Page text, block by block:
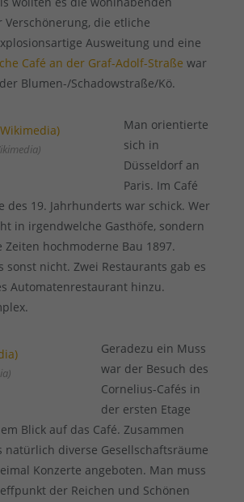
die etliche
Ausweitung und eine
Café an der Graf-Adolf-Straße war
Blumen-/Schadowstraße/Kö.
Man orientierte
sich in
Düsseldorf an
Paris. Im Café
19. Jahrhunderts war schick. Wer
in irgendwelche Gasthöfe, sondern
hochmoderne Bau 1897.
sonst nicht. Zwei Restaurants gab es
Automatenrestaurant hinzu.
Geradezu ein Muss
war der Besuch des
Cornelius-Cafés in
der ersten Etage
Blick auf das Café. Zusammen
natürlich diverse Gesellschaftsräume
Konzerte angeboten. Man muss
der Reichen und Schönen